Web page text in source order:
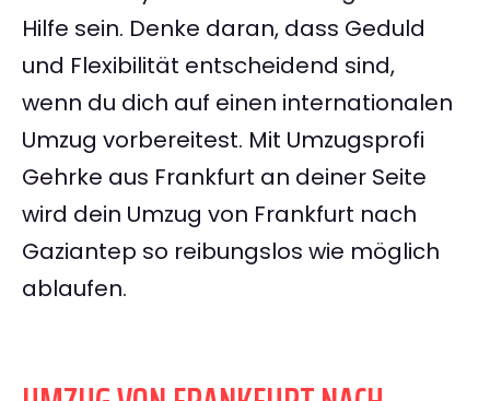
Hilfe sein. Denke daran, dass Geduld
und Flexibilität entscheidend sind,
wenn du dich auf einen internationalen
Umzug vorbereitest. Mit Umzugsprofi
Gehrke aus Frankfurt an deiner Seite
wird dein Umzug von Frankfurt nach
Gaziantep so reibungslos wie möglich
ablaufen.